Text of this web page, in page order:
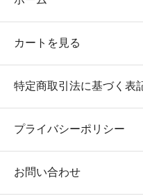
カートを見る
特定商取引法に基づく表
プライバシーポリシー
お問い合わせ